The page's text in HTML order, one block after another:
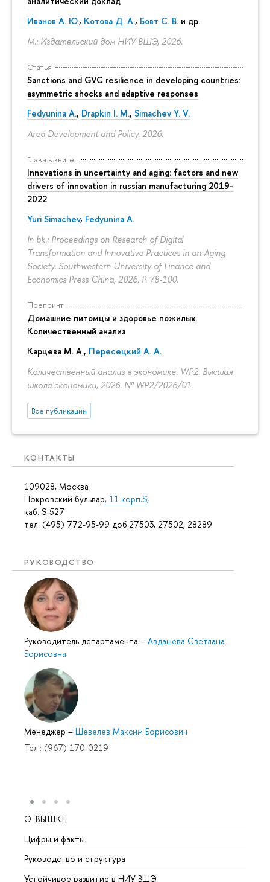
Иванов А. Ю., Котова Д. А., Бовт С. В. и др.
М.: Издательский дом НИУ ВШЭ, 2026.
Статья
Sanctions and GVC resilience in developing countries:
asymmetric shocks and adaptive responses
Fedyunina A., Drapkin I. M., Simachev Y. V.
Area Development and Policy. 2026.
Глава в книге
Innovations in uncertainty and aging: factors and new
drivers of innovation in russian manufacturing 2019-
2022
Yuri Simachev, Fedyunina A.
In bk.: Proceedings on Research of Digital
Transformation and Innovative Practices in an Aging
Society. Southwestern University of Finance and
Economics Press China, 2026. P. 78-100.
Препринт
Домашние питомцы и здоровье пожилых.
Количественный анализ
Карцева М. А., Пересецкий А. А.
Количественный анализ в экономике. WP2. Высшая
школа экономики, 2026. № WP2/2026/01.
Все публикации
КОНТАКТЫ
109028, Москва
Покровский бульвар, 11 корп.S,
каб. S-527
тел: (495) 772-95-99 доб.27503, 27502, 28289
РУКОВОДСТВО
Руководитель департамента – Авдашева Светлана
Борисовна
Менеджер – Шевелев Максим Борисович
Тел.: (967) 170-0219
О ВЫШКЕ
Цифры и факты
Руководство и структура
Устойчивое развитие в НИУ ВШЭ